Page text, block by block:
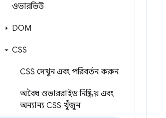
ওভারভিউ
DOM
CSS
CSS দেখুন এবং পরিবর্তন করুন
অবৈধওভাররাইডনিষ্ক্রিয় এবং
অন্যান্য CSS খুঁজুন